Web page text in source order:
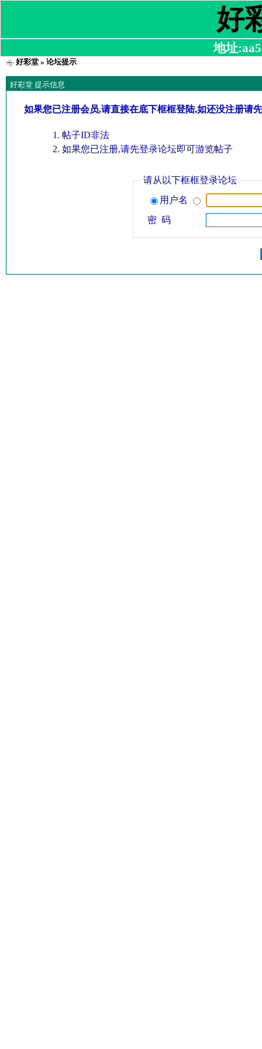
好
地址
好彩堂» 论坛提示
好彩堂 提示信息
如果您已注册会员,请直接在底下框框登陆,如还没注册请
帖子ID非法
如果您已注册,请先登录论坛即可游览帖子
请从以下框框登录论坛
用户名
密 码